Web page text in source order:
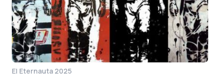
El Eternauta 2025